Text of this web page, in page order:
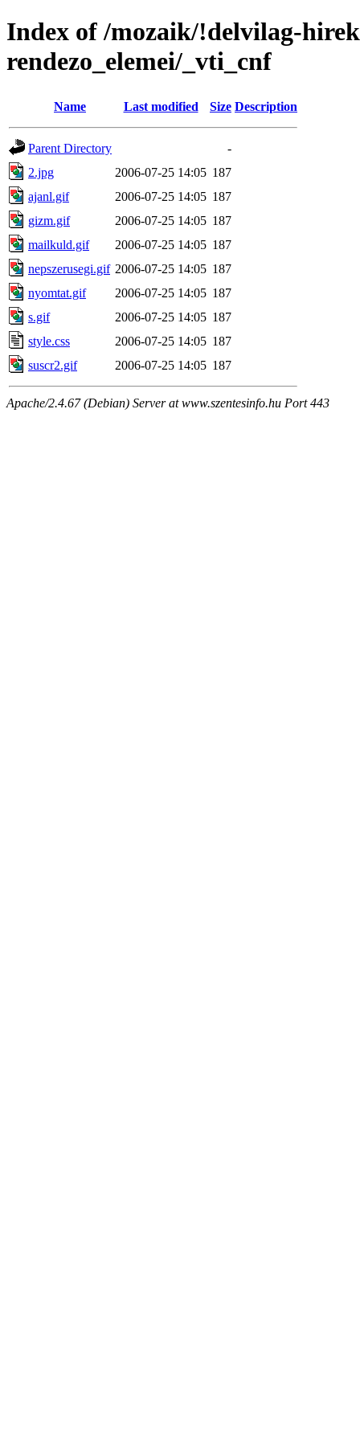
Index of /mozaik/!delvilag-
rendezo_elemei/_vti_cnf
Name Last modified Size Description
Parent Directory
-
2.jpg
2006-07-25 14:05 187
ajanl.gif
2006-07-25 14:05 187
gizm.gif
2006-07-25 14:05 187
mailkuld.gif
2006-07-25 14:05 187
nepszerusegi.gif 2006-07-25 14:05 187
nyomtat.gif
2006-07-25 14:05 187
s.gif
2006-07-25 14:05 187
style.css
2006-07-25 14:05 187
suscr2.gif
2006-07-25 14:05 187
Apache/2.4.67 (Debian) Server at www.szentesinfo.hu Port 443